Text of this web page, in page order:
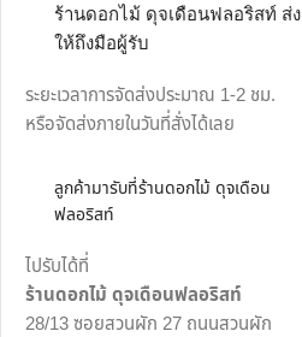
ร้านดอกไม้ ดุจเดือนฟลอริสท์ ส่ง
ให้ถึงมือผู้รับ
ระยะเวลาการจัดส่งประมาณ 1-2 ชม.
หรือจัดส่งภายในวันที่สั่งได้เลย
ลูกค้ามารับที่ร้านดอกไม้ ดุจเดือน
ฟลอริสท์
ไปรับได้ที่
ร้านดอกไม้ ดุจเดือนฟลอริสท์
28/13 ซอยสวนผัก 27 ถนนสวนผัก